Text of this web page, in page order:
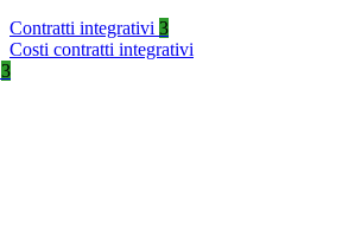
Contratti integrativi 3
Costi contratti integrativi
3